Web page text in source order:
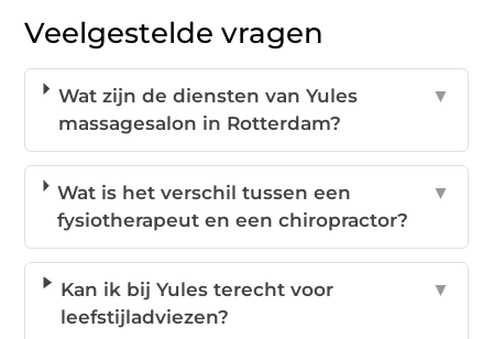
Veelgestelde vragen
Wat zijn de diensten van Yules
massagesalon in Rotterdam?
▼
Wat is het verschil tussen een
fysiotherapeut en een chiropractor?
▼
Kan ik bij Yules terecht voor
leefstijladviezen?
▼